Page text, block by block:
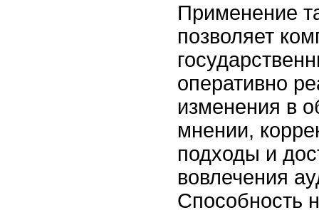
Применение
позволяет
оперативно
изменения в
мнении,
подходы и
вовлечения
Способность